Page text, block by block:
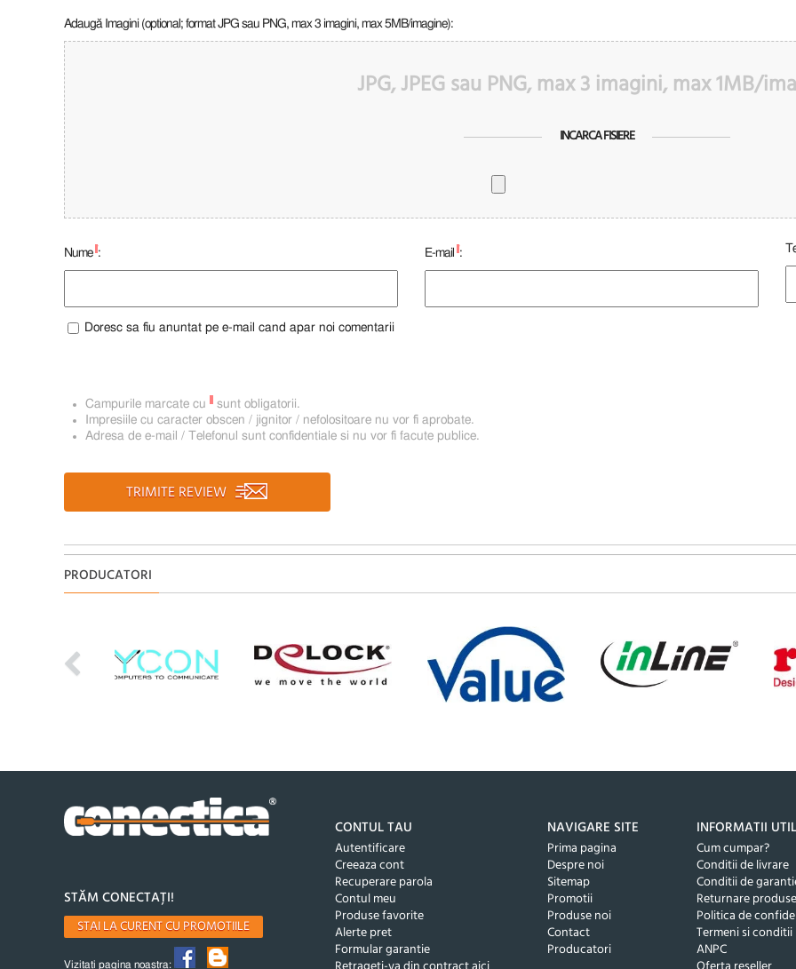
Adaugă Imagini (optional; format JPG sau PNG, max 3 imagini, max 5MB/imagine):
JPG, JPEG sau PNG, max 3 imagini, max 1MB/
INCARCA FISIERE
Nume : E-mail :
Doresc sa fiu anuntat pe e-mail cand apar noi comentarii
Campurile marcate cu
sunt obligatorii.
Impresiile cu caracter obscen / jignitor / nefolositoare nu vor fi aprobate.
Adresa de e-mail / Telefonul sunt confidentiale si nu vor fi facute publice.
TRIMITE REVIEW
PRODUCATORI
STĂM CONECTAȚI!
STAI LA CURENT CU PROMOTIILE
Vizitati pagina noastra:
CONTUL TAU
Autentificare
Creeaza cont
Recuperare parola
Contul meu
Produse favorite
Alerte pret
Formular garantie
NAVIGARE SITE
Prima pagina
Despre noi
Sitemap
Promotii
Produse noi
Contact
Producatori
INFORMATII
Cum cumpar?
Conditii de livrare
Conditii de
Returnare produse
Politica de
Termeni si conditii
ANPC